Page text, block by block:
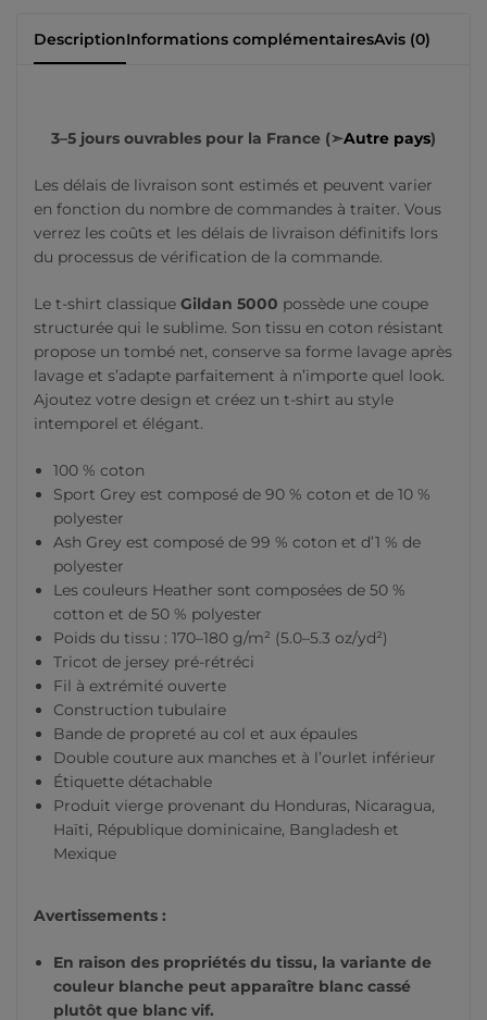
DescriptionInformations complémentairesAvis (0)
3–5 jours ouvrables pour la France (➣Autre pays)
Les délais de livraison sont estimés et peuvent varier
en fonction du nombre de commandes à traiter. Vous
verrez les coûts et les délais de livraison définitifs lors
du processus de vérification de la commande.
Le t-shirt classique Gildan 5000 possède une coupe
structurée qui le sublime. Son tissu en coton résistant
propose un tombé net, conserve sa forme lavage après
lavage et s’adapte parfaitement à n’importe quel look.
Ajoutez votre design et créez un t-shirt au style
intemporel et élégant.
100 % coton
Sport Grey est composé de 90 % coton et de 10 %
polyester
Ash Grey est composé de 99 % coton et d’1 % de
polyester
Les couleurs Heather sont composées de 50 %
cotton et de 50 % polyester
Poids du tissu : 170–180 g/m² (5.0–5.3 oz/yd²)
Tricot de jersey pré-rétréci
Fil à extrémité ouverte
Construction tubulaire
Bande de propreté au col et aux épaules
Double couture aux manches et à l’ourlet inférieur
Étiquette détachable
Produit vierge provenant du Honduras, Nicaragua,
Haïti, République dominicaine, Bangladesh et
Mexique
Avertissements :
En raison des propriétés du tissu, la variante de
couleur blanche peut apparaître blanc cassé
plutôt que blanc vif.